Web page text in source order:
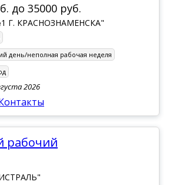
до 35000 руб.
Г. КРАСНОЗНАМЕНСКА"
день/неполная рабочая неделя
2026
рабочий